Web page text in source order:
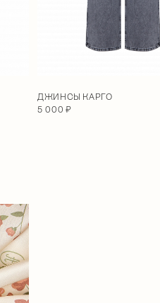
ДЖИНСЫ КАРГО
5 000 ₽